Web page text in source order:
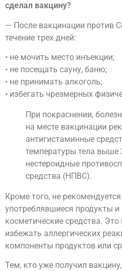
сделал вакцину?
— После вакцинации против
течение трех дней:
• не мочить место инъекции;
• не посещать сауну, баню;
• не принимать алкоголь;
• избегать чрезмерных
При покраснении,
на месте вакцинации
антигистаминные
температуры тела выше
нестероидные
средства (НПВС).
Кроме того, не
употреблявшиеся продукты
косметические средства.
избежать аллергических
компоненты продуктов или
Тем, кто уже получил